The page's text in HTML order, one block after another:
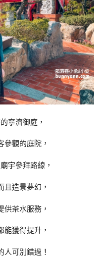
寧濟御庭，
參觀的庭院，
宇參拜路線，
且造景夢幻，
供茶水服務，
能獲得提升，
人可別錯過！